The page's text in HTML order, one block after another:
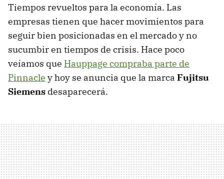
Tiempos revueltos para la economía. Las
empresas tienen que hacer movimientos para
seguir bien posicionadas en el mercado y no
sucumbir en tiempos de crisis. Hace poco
veíamos que Hauppage compraba parte de
Pinnacle y hoy se anuncia que la marca Fujitsu
Siemens desaparecerá.